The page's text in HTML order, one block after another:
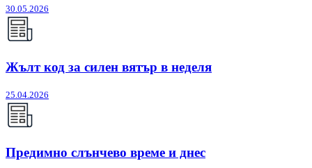
30.05.2026
Жълт код за силен вятър в неделя
25.04.2026
Предимно слънчево време и днес